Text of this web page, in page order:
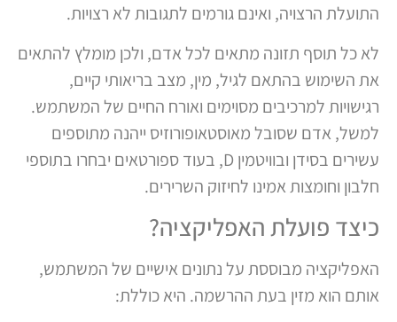
התועלת הרצויה, ואינם גורמים לתגובות לא רצויות.
לא כל תוסף תזונה מתאים לכל אדם, ולכן מומלץ להתאים
את השימוש בהתאם לגיל, מין, מצב בריאותי קיים,
רגישויות למרכיבים מסוימים ואורח החיים של המשתמש.
למשל, אדם שסובל מאוסטאופורוזיס ייהנה מתוספים
עשירים בסידן ובוויטמין D, בעוד ספורטאים יבחרו בתוספי
חלבון וחומצות אמינו לחיזוק השרירים.
כיצד פועלת האפליקציה?
האפליקציה מבוססת על נתונים אישיים של המשתמש,
אותם הוא מזין בעת ההרשמה. היא כוללת: